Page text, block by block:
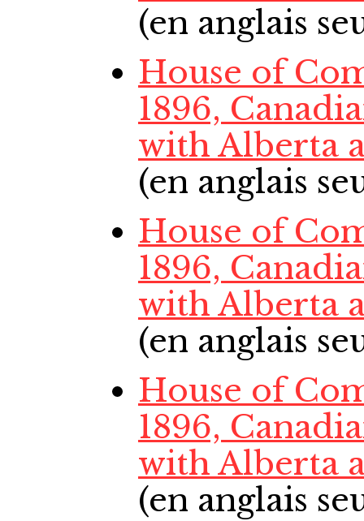
(en anglais
House of
1896,
with Alberta
(en anglais
House of
1896,
with Alberta
(en anglais
House of
1896,
with Alberta
(en anglais